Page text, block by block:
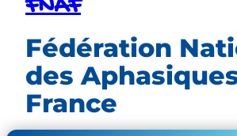
FNAF
Fédération
des
France